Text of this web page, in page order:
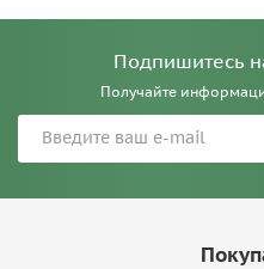
Подпишитесь
Получайте